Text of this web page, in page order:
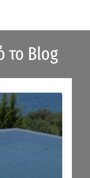
το Blog